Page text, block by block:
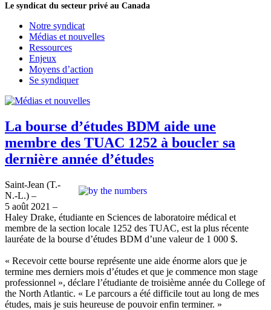
Le syndicat du secteur privé au Canada
Notre syndicat
Médias et nouvelles
Ressources
Enjeux
Moyens d’action
Se syndiquer
La bourse d’études BDM aide une
membre des TUAC 1252 à boucler sa
dernière année d’études
Saint-Jean (T.-
N.-L.) –
5 août 2021 –
Haley Drake, étudiante en Sciences de laboratoire médical et
membre de la section locale 1252 des TUAC, est la plus récente
lauréate de la bourse d’études BDM d’une valeur de 1 000 $.
« Recevoir cette bourse représente une aide énorme alors que je
termine mes derniers mois d’études et que je commence mon stage
professionnel », déclare l’étudiante de troisième année du College of
the North Atlantic. « Le parcours a été difficile tout au long de mes
études, mais je suis heureuse de pouvoir enfin terminer. »